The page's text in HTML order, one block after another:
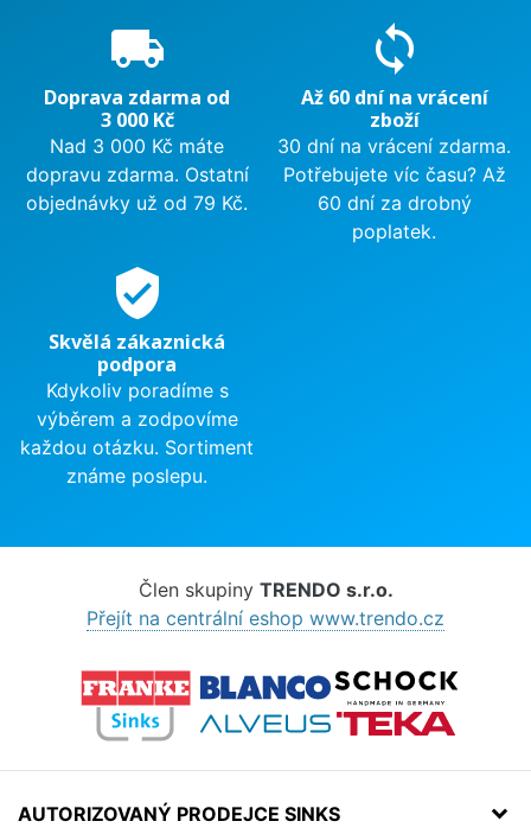
local_shipping
Doprava zdarma od
3 000 Kč
Nad 3 000 Kč máte
dopravu zdarma. Ostatní
objednávky už od 79 Kč.
sync
Až 60 dní na vrácení
zboží
30 dní na vrácení zdarma.
Potřebujete víc času? Až
60 dní za drobný
poplatek.
verified_user
Skvělá zákaznická
podpora
Kdykoliv poradíme s
výběrem a zodpovíme
každou otázku. Sortiment
známe poslepu.
Člen skupiny TRENDO s.r.o.
Přejít na centrální eshop www.trendo.cz
AUTORIZOVANÝ PRODEJCE SINKS